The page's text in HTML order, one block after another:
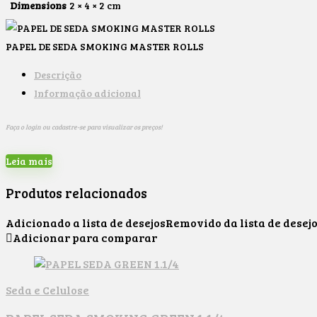
Dimensions 2 × 4 × 2 cm
PAPEL DE SEDA SMOKING MASTER ROLLS
Descrição
Informação adicional
Faça o login ou cadastre-se para visualizar os preços!
Leia mais
Produtos relacionados
Adicionado a lista de desejosRemovido da lista de
Adicionar para comparar
Seda e Celulose